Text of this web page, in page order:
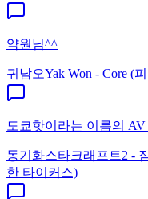
약원님^^
귀남오Yak Won - Core (
도쿄핫이라는 이름의
동기화스타크래프트2 -
한 타이커스)